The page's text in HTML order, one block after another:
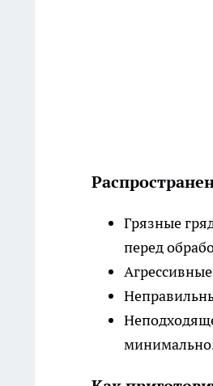
Грязные
перед